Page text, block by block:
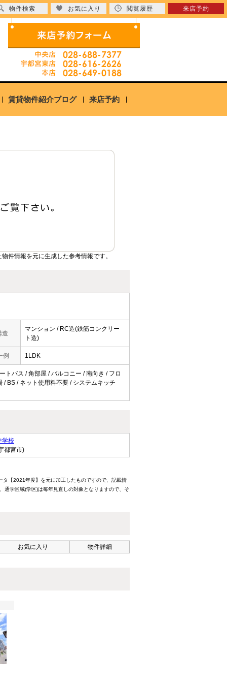
賃貸物件紹介ブログ 来店予約
物件検索 お気に入り 閲覧履歴 来店予約
件情報を元に生成した参考情報です。
造
マンション / RC造(鉄筋コンクリー
ト造)
例 1LDK
トバス / 角部屋 / バルコニー / 南向き / フロ
/ BS / ネット使用料不要 / システムキッチ
学校
都宮市)
【2021年度】を元に加工したものですので、記載情
通学区域(学区)は毎年見直しの対象となりますので、そ
お気に入り 物件詳細